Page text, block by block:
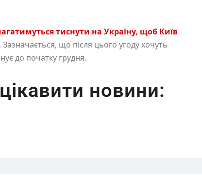
тиснути на Україну, щоб Київ
. Зазначається, що після цього угоду хочуть
до початку грудня.
новини: